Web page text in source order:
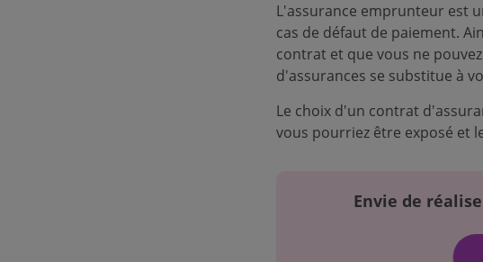
L'assurance emprunteur est
cas de défaut de paiement.
contrat et que vous ne
d'assurances se substitue à
Le choix d'un contrat
vous pourriez être exposé et
Envie de